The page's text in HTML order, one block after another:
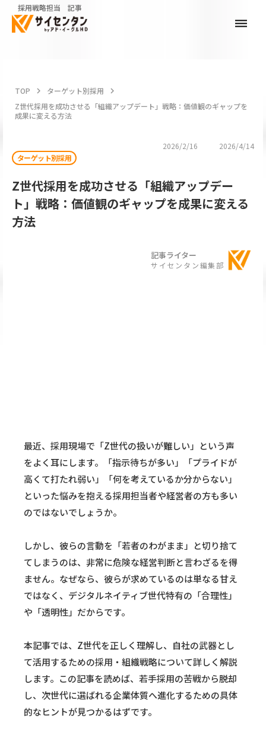
dehaze
TOP keyboard_arrow_right ターゲット別採用 keyboard_arrow_right
Z世代採用を成功させる「組織アップデート」戦略：価値観のギャップを
成果に変える方法
2026/2/16
2026/4/14
ターゲット別採用
Z世代採用を成功させる「組織アップデー
ト」戦略：価値観のギャップを成果に変える
方法
記事ライター
サイセンタン編集部
最近、採用現場で「Z世代の扱いが難しい」という声
をよく耳にします。「指示待ちが多い」「プライドが
高くて打たれ弱い」「何を考えているか分からない」
といった悩みを抱える採用担当者や経営者の方も多い
のではないでしょうか。
しかし、彼らの言動を「若者のわがまま」と切り捨て
てしまうのは、非常に危険な経営判断と言わざるを得
ません。なぜなら、彼らが求めているのは単なる甘え
ではなく、デジタルネイティブ世代特有の「合理性」
や「透明性」だからです。
本記事では、Z世代を正しく理解し、自社の武器とし
て活用するための採用・組織戦略について詳しく解説
します。この記事を読めば、若手採用の苦戦から脱却
し、次世代に選ばれる企業体質へ進化するための具体
的なヒントが見つかるはずです。
採用戦略担当 記事